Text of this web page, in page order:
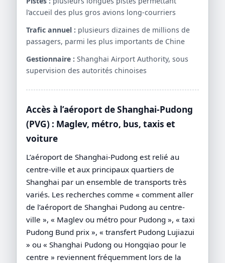
l’accueil des plus gros avions long-courriers
Trafic annuel : plusieurs dizaines de millions de
passagers, parmi les plus importants de Chine
Gestionnaire : Shanghai Airport Authority, sous
supervision des autorités chinoises
Accès à l’aéroport de Shanghai-Pudong
(PVG) : Maglev, métro, bus, taxis et
voiture
L’aéroport de Shanghai-Pudong est relié au
centre-ville et aux principaux quartiers de
Shanghai par un ensemble de transports très
variés. Les recherches comme « comment aller
de l’aéroport de Shanghai Pudong au centre-
ville », « Maglev ou métro pour Pudong », « taxi
Pudong Bund prix », « transfert Pudong Lujiazui
» ou « Shanghai Pudong ou Hongqiao pour le
centre » reviennent fréquemment lors de la